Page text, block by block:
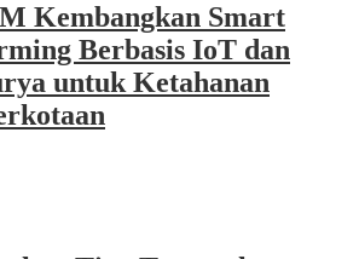
Kembangkan Smart
Berbasis IoT dan
untuk Ketahanan